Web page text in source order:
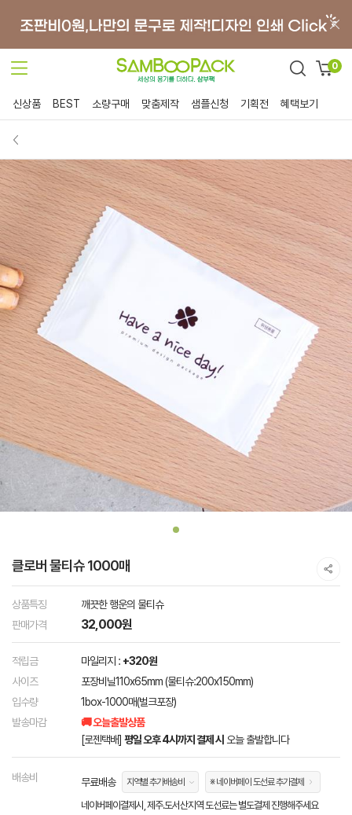
0
신상품 BEST 소량구매 맞춤제작 샘플신청 기획전 혜택보기
클로버 물티슈 1000매
상품특징
깨끗한 행운의 물티슈
판매가격
32,000원
적립금 마일리지 : +320원
사이즈
포장비닐110x65mm (물티슈:200x150mm)
입수량
1box-1000매(벌크포장)
발송마감
🚚 오늘출발상품
[로젠택배] 평일 오후 4시까지 결제 시 오늘 출발합니다
배송비 무료배송 지역별 추가배송비 ※ 네이버페이 도선료 추가결제
네이버페이결제시, 제주.도서산지역 도선료는 별도결제 진행해주세요